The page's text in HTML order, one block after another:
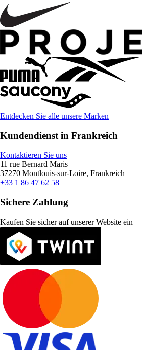
Entdecken Sie alle unsere Marken
Kundendienst in Frankreich
Kontaktieren Sie uns
11 rue Bernard Maris
37270 Montlouis-sur-Loire, Frankreich
+33 1 86 47 62 58
Sichere Zahlung
Kaufen Sie sicher auf unserer Website ein